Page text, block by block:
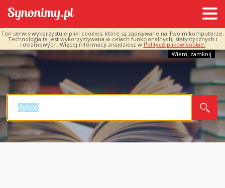
Ten serwis wykorzystuje pliki cookies, które są zapisywane na Twoim komputerze.
Technologia ta jest wykorzystywana w celach funkcjonalnych, statystycznych i
reklamowych. Więcej informacji znajdziesz w Polityce plików cookie.
Wiem, zamknij